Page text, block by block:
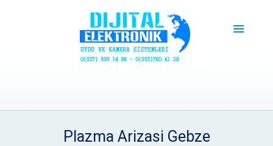
Plazma Arizasi Gebze